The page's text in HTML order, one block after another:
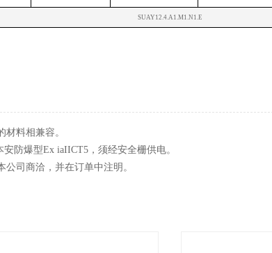
SUAY12.4.A1.M1.N1.E
材料相兼容。
防爆型Ex iaIICT5，须经安全栅供电。
司商洽，并在订单中注明。